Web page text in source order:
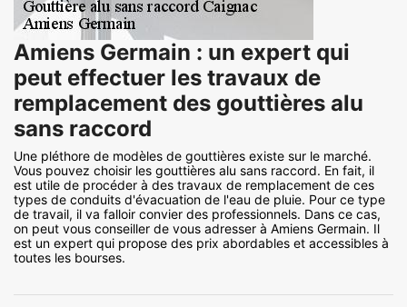
Amiens Germain : un expert qui
peut effectuer les travaux de
remplacement des gouttières alu
sans raccord
Une pléthore de modèles de gouttières existe sur le marché.
Vous pouvez choisir les gouttières alu sans raccord. En fait, il
est utile de procéder à des travaux de remplacement de ces
types de conduits d'évacuation de l'eau de pluie. Pour ce type
de travail, il va falloir convier des professionnels. Dans ce cas,
on peut vous conseiller de vous adresser à Amiens Germain. Il
est un expert qui propose des prix abordables et accessibles à
toutes les bourses.